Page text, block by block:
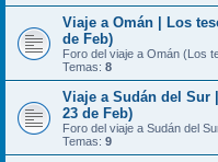
Viaje a Omán | Los
de Feb)
Foro del viaje a Omán (Los
Temas: 8
Viaje a Sudán del Sur
23 de Feb)
Foro del viaje a Sudán del
Temas: 9